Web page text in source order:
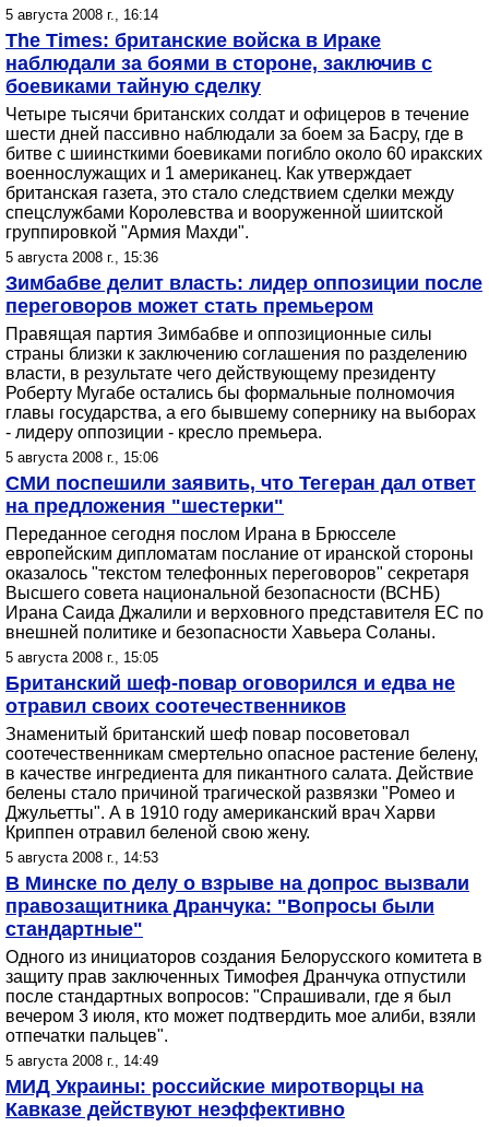
5 августа 2008 г., 16:14
The Times: британские войска в Ираке
наблюдали за боями в стороне, заключив с
боевиками тайную сделку
Четыре тысячи британских солдат и офицеров в течение
шести дней пассивно наблюдали за боем за Басру, где в
битве с шиинсткими боевиками погибло около 60 иракских
военнослужащих и 1 американец. Как утверждает
британская газета, это стало следствием сделки между
спецслужбами Королевства и вооруженной шиитской
группировкой "Армия Махди".
5 августа 2008 г., 15:36
Зимбабве делит власть: лидер оппозиции после
переговоров может стать премьером
Правящая партия Зимбабве и оппозиционные силы
страны близки к заключению соглашения по разделению
власти, в результате чего действующему президенту
Роберту Мугабе остались бы формальные полномочия
главы государства, а его бывшему сопернику на выборах
- лидеру оппозиции - кресло премьера.
5 августа 2008 г., 15:06
СМИ поспешили заявить, что Тегеран дал ответ
на предложения "шестерки"
Переданное сегодня послом Ирана в Брюсселе
европейским дипломатам послание от иранской стороны
оказалось "текстом телефонных переговоров" секретаря
Высшего совета национальной безопасности (ВСНБ)
Ирана Саида Джалили и верховного представителя ЕС по
внешней политике и безопасности Хавьера Соланы.
5 августа 2008 г., 15:05
Британский шеф-повар оговорился и едва не
отравил своих соотечественников
Знаменитый британский шеф повар посоветовал
соотечественникам смертельно опасное растение белену,
в качестве ингредиента для пикантного салата. Действие
белены стало причиной трагической развязки "Ромео и
Джульетты". А в 1910 году американский врач Харви
Криппен отравил беленой свою жену.
5 августа 2008 г., 14:53
В Минске по делу о взрыве на допрос вызвали
правозащитника Дранчука: "Вопросы были
стандартные"
Одного из инициаторов создания Белорусского комитета в
защиту прав заключенных Тимофея Дранчука отпустили
после стандартных вопросов: "Спрашивали, где я был
вечером 3 июля, кто может подтвердить мое алиби, взяли
отпечатки пальцев".
5 августа 2008 г., 14:49
МИД Украины: российские миротворцы на
Кавказе действуют неэффективно